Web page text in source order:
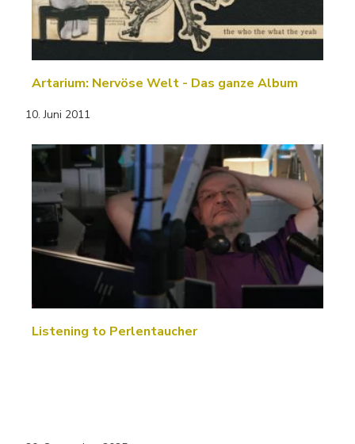
Artarium: Nervöse Welt - Das ganze Album
10. Juni 2011
Listening to Perlentaucher